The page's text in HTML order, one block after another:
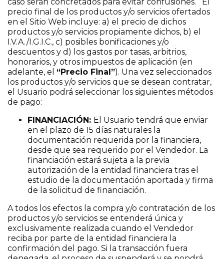
precio final de los productos y/o servicios ofertados
en el Sitio Web incluye: a) el precio de dichos
productos y/o servicios propiamente dichos, b) el
I.V.A./I.G.I.C., c) posibles bonificaciones y/o
descuentos y d) los gastos por tasas, arbitrios,
honorarios, y otros impuestos de aplicación (en
adelante, el “Precio Final”). Una vez seleccionados
los productos y/o servicios que se desean contratar,
el Usuario podrá seleccionar los siguientes métodos
de pago:
FINANCIACIÓN: El Usuario tendrá que enviar
en el plazo de 15 días naturales la
documentación requerida por la financiera,
desde que sea requerido por el Vendedor. La
financiación estará sujeta a la previa
autorización de la entidad financiera tras el
estudio de la documentación aportada y firma
de la solicitud de financiación.
A todos los efectos la compra y/o contratación de los
productos y/o servicios se entenderá única y
exclusivamente realizada cuando el Vendedor
reciba por parte de la entidad financiera la
confirmación del pago. Si la transacción fuera